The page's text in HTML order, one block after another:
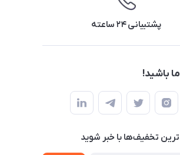
پشتیبانی ۲۴ ساعته
باشید!
تخفیف‌ها با‌ خبر شوید